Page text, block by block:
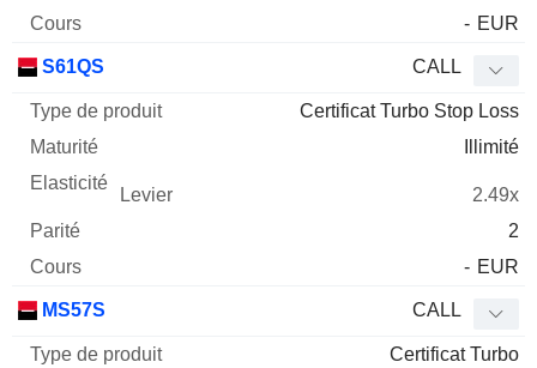
- EUR
S61QS CALL
Certificat Turbo Stop Loss
Illimité
2.49x
2
- EUR
MS57S CALL
Certificat Turbo